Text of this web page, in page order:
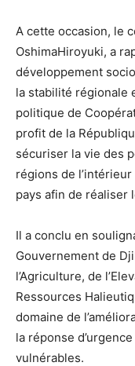
A cette occasion, le
OshimaHiroyuki, a
développement
la stabilité régionale
politique de
profit de la
sécuriser la vie des
régions de
pays afin de réaliser
Il a conclu en
Gouvernement de
l’Agriculture, de
Ressources
domaine de
la réponse
vulnérables.